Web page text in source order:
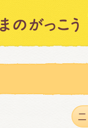
キャラクター
スタッフブログ